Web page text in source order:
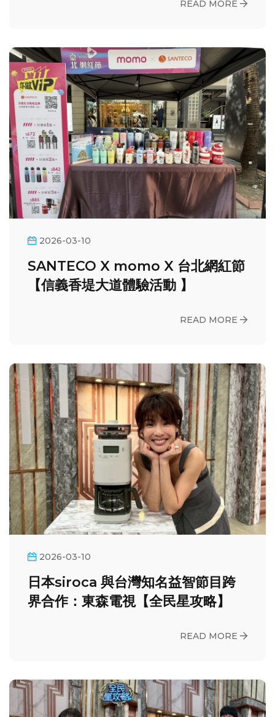
READ MORE
2026-03-10
SANTECO X momo X 台北網紅節
【信義香堤大道體驗活動 】
READ MORE
2026-03-10
日本siroca 與台灣知名益智節目跨
界合作：東森電視【全民星攻略】
READ MORE